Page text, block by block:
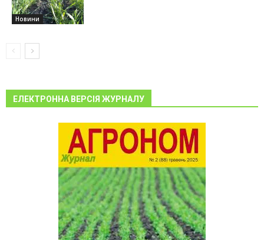
Новини
ЕЛЕКТРОННА ВЕРСІЯ ЖУРНАЛУ